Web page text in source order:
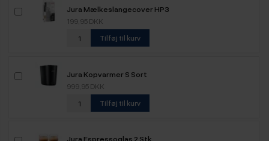
Jura Mælkeslangecover HP3
199,95 DKK
Tilføj til kurv
Jura Kopvarmer S Sort
999,95 DKK
Tilføj til kurv
Jura Espressoglas 2 Stk